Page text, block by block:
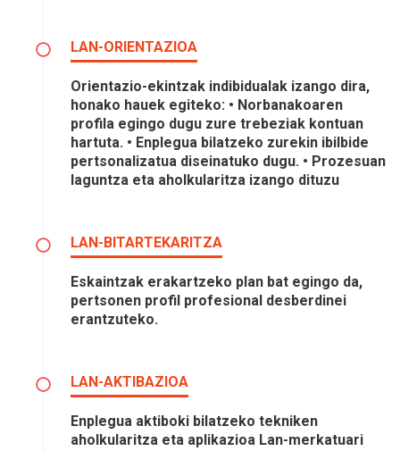
LAN-ORIENTAZIOA
Orientazio-ekintzak indibidualak izango dira,
honako hauek egiteko: • Norbanakoaren
profila egingo dugu zure trebeziak kontuan
hartuta. • Enplegua bilatzeko zurekin ibilbide
pertsonalizatua diseinatuko dugu. • Prozesuan
laguntza eta aholkularitza izango dituzu
LAN-BITARTEKARITZA
Eskaintzak erakartzeko plan bat egingo da,
pertsonen profil profesional desberdinei
erantzuteko.
LAN-AKTIBAZIOA
Enplegua aktiboki bilatzeko tekniken
aholkularitza eta aplikazioa Lan-merkatuari